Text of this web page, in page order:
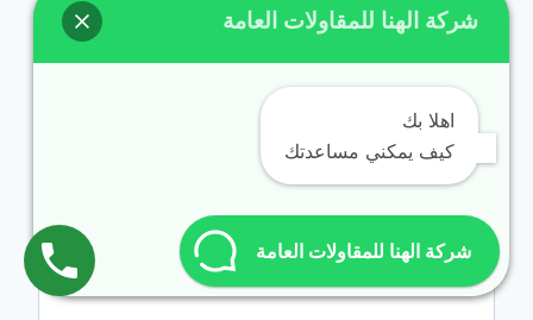
التعليق*
شركة الهنا للمقاولات العامة
اهلا بك
كيف يمكني مساعدتك
شركة الهنا للمقاولات العامة